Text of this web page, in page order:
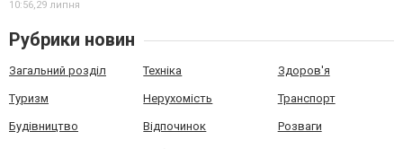
10:56, 29 липня
Рубрики новин
Загальний розділ Техніка Здоров'я
Туризм Нерухомість Транспорт
Будівництво Відпочинок Розваги